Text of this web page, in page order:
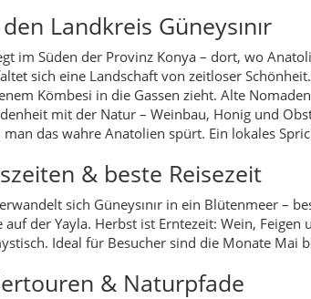
Landkreis Güneysınır
im Süden der Provinz Konya – dort, wo
sich eine Landschaft von zeitloser
Kömbesi in die Gassen zieht. Alte
mit der Natur – Weinbau, Honig und
man das wahre Anatolien spürt. Ein lokales
& beste Reisezeit
sich Güneysınır in ein Blütenmeer –
auf der Yayla. Herbst ist Erntezeit: Wein,
Ideal für Besucher sind die Monate
& Naturpfade